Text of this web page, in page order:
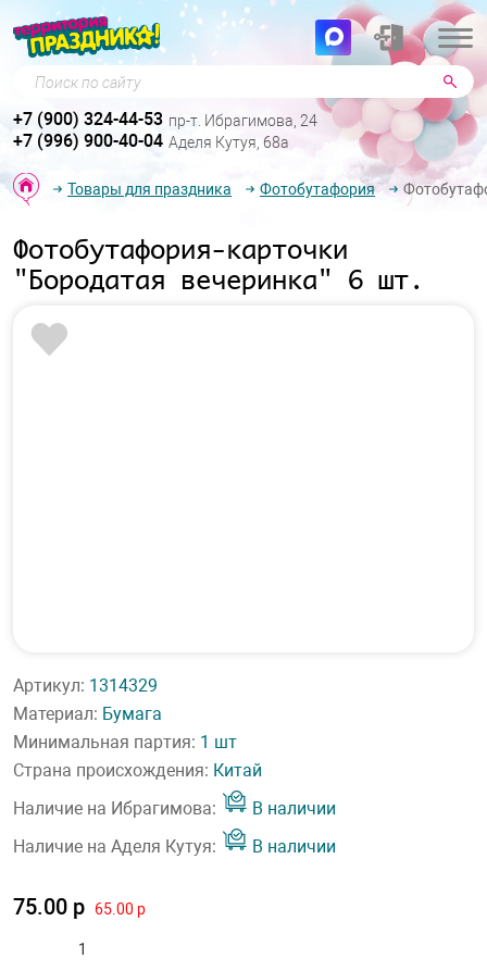
Поиск по сайту
+7 (900) 324-44-53 пр-т. Ибрагимова, 24
+7 (996) 900-40-04 Аделя Кутуя, 68а
Товары для праздника Фотобутафория
Фотобутафория-карточки
"Бородатая вечеринка" 6 шт.
Артикул: 1314329
Материал: Бумага
Минимальная партия: 1 шт
Страна происхождения: Китай
Наличие на Ибрагимова:
В наличии
Наличие на Аделя Кутуя:
В наличии
75.00 р 65.00 р